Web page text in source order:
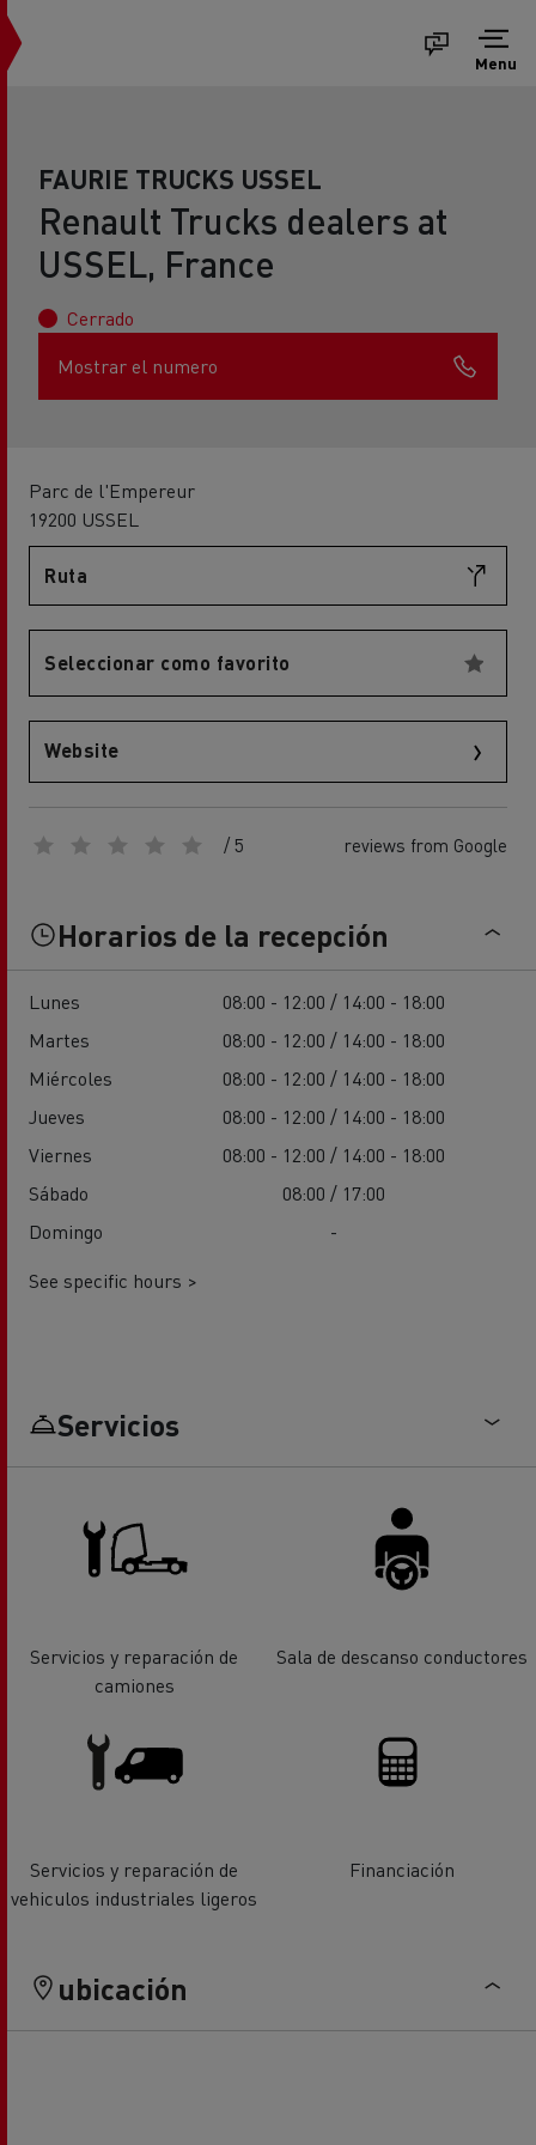
Menu
FAURIE TRUCKS USSEL
Renault Trucks dealers at
USSEL, France
Cerrado
Mostrar el numero
Parc de l'Empereur
19200 USSEL
Ruta
Seleccionar como favorito
Website
/ 5 reviews from Google
Horarios de la recepción
Lunes
08:00 - 12:00 / 14:00 - 18:00
Martes
08:00 - 12:00 / 14:00 - 18:00
Miércoles
08:00 - 12:00 / 14:00 - 18:00
Jueves
08:00 - 12:00 / 14:00 - 18:00
Viernes
08:00 - 12:00 / 14:00 - 18:00
Sábado
08:00 / 17:00
Domingo
-
See specific hours >
Servicios
Servicios y reparación de
camiones
Sala de descanso conductores
Servicios y reparación de
vehiculos industriales ligeros
Financiación
ubicación